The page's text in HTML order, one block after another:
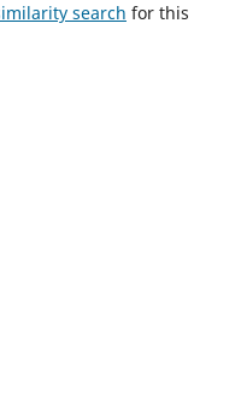
search for this